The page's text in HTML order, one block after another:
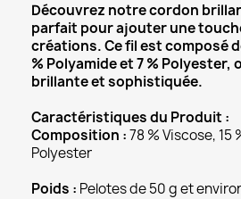
Découvrez notre cordon
parfait pour ajouter une
créations. Ce fil est composé
% Polyamide et 7 %
brillante et sophistiquée.
Caractéristiques du Produit :
Composition :78 % Viscose, 15
Polyester
Poids : Pelotes de 50 g et